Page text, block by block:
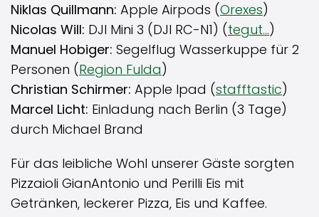
Niklas Quillmann: Apple Airpods (Orexes)
Nicolas Will: DJI Mini 3 (DJI RC-N1) (tegut…)
Manuel Hobiger: Segelflug Wasserkuppe für 2
Personen (Region Fulda)
Christian Schirmer: Apple Ipad (stafftastic)
Marcel Licht: Einladung nach Berlin (3 Tage)
durch Michael Brand
Für das leibliche Wohl unserer Gäste sorgten
Pizzaioli GianAntonio und Perilli Eis mit
Getränken, leckerer Pizza, Eis und Kaffee.